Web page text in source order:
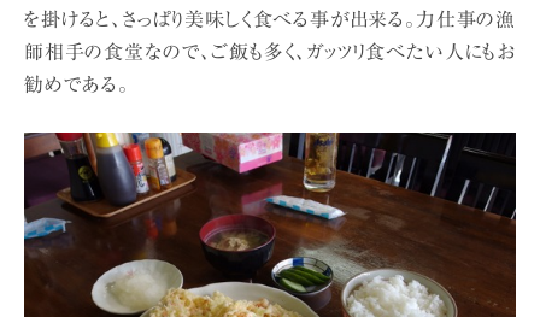
を掛けると、さっぱり美味しく食べる事が出来る。力仕事の漁
師相手の食堂なので、ご飯も多く、ガッツリ食べたい人にもお
勧めである。